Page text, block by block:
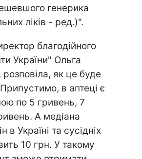
генерика
ліків - ред.)".
благодійного
України" Ольга
як це буде
в аптеці є
по 5 гривень, 7
А медіана
в Україні та сусідніх
10 грн. У такому